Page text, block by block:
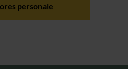
personale